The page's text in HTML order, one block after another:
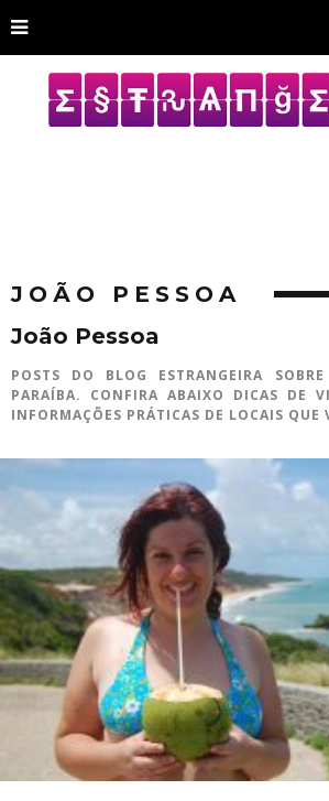
JOÃO PESSOA
João Pessoa
POSTS DO BLOG ESTRANGEIRA
PARAÍBA. CONFIRA ABAIXO DICAS DE
INFORMAÇÕES PRÁTICAS DE LOCAIS QUE